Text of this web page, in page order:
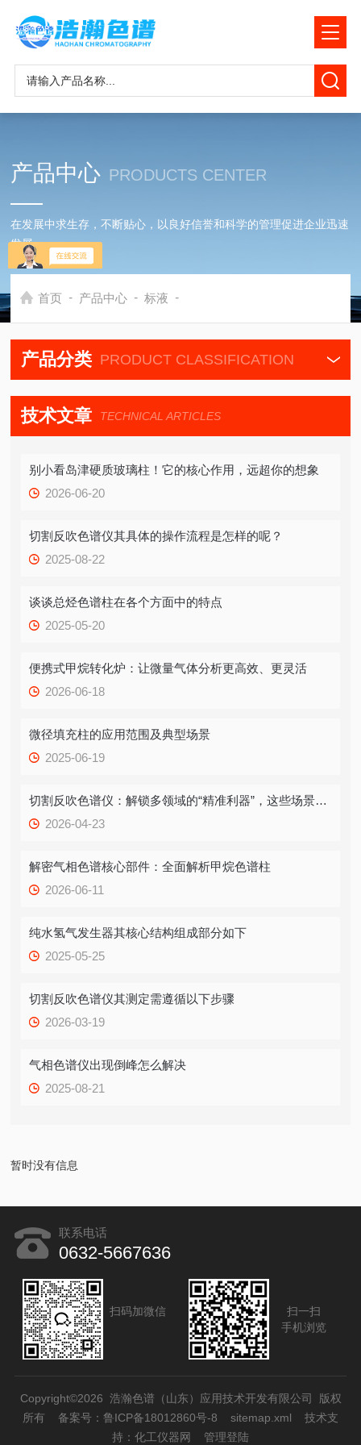
产品中心 PRODUCTS CENTER
在发展中求生存，不断贴心，以良好信誉和科学的管理促进企业迅速
发展
首页 - 产品中心 - 标液 -
产品分类 PRODUCT CLASSIFICATION
技术文章 TECHNICAL ARTICLES
别小看岛津硬质玻璃柱！它的核心作用，远超你的想象
2026-06-20
切割反吹色谱仪其具体的操作流程是怎样的呢？
2025-08-22
谈谈总烃色谱柱在各个方面中的特点
2025-05-20
便携式甲烷转化炉：让微量气体分析更高效、更灵活
2026-06-18
微径填充柱的应用范围及典型场景
2025-06-19
切割反吹色谱仪：解锁多领域的“精准利器”，这些场景竟都离不开它！
2026-04-23
解密气相色谱核心部件：全面解析甲烷色谱柱
2026-06-11
纯水氢气发生器其核心结构组成部分如下
2025-05-25
切割反吹色谱仪其测定需遵循以下步骤
2026-03-19
气相色谱仪出现倒峰怎么解决
2025-08-21
暂时没有信息
联系电话
0632-5667636
扫码加微信
扫一扫
手机浏览
Copyright©2026 浩瀚色谱（山东）应用技术开发有限公司 版权
所有 备案号：鲁ICP备18012860号-8 sitemap.xml 技术支
持： 化工仪器网 管理登陆